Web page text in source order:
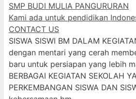
SMP BUDI MULIA PANGURURAN
Kami ada untuk pendidikan
CONTACT US
SISWA SISWI BM DALAM
dengan mentari yang cerah
baru untuk persiapan yang lebih
BERBAGAI KEGIATAN SEKOLAH
PERKEMBANGAN SISWA DAN